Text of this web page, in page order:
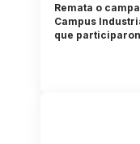
Remata o
Campus
que